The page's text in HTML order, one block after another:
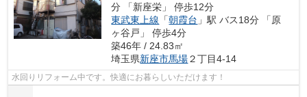
分 「新座栄」 停歩12分
東武東上線 「朝霞台 」駅 バス18分 「原
ヶ谷戸」 停歩4分
築46年 / 24.83㎡
埼玉県新座市馬場２丁目4-14
水回りリフォーム中です。快適にお暮らしいただけます！